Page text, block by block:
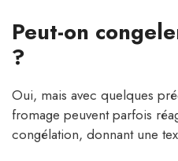
Peut-on
?
Oui, mais avec quelques
fromage peuvent parfois
congélation, donnant une